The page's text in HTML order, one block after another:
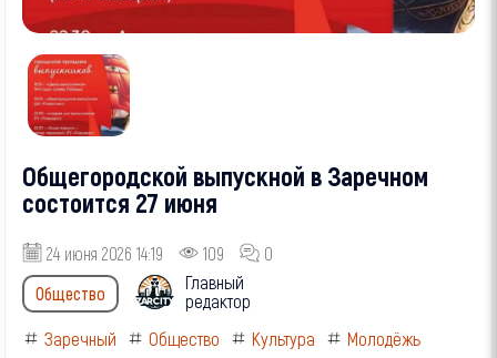
Общегородской выпускной в Заречном
состоится 27 июня
24 июня 2026 14:19 109
0
Общество
Главный
редактор
Заречный
Общество Культура Молодёжь